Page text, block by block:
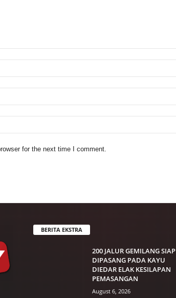
for the next time I comment.
BERITA EKSTRA
200 JALUR GEMILANG SIAP
DIPASANG PADA KAYU
DIEDAR ELAK KESILAPAN
PEMASANGAN
August 6, 2026